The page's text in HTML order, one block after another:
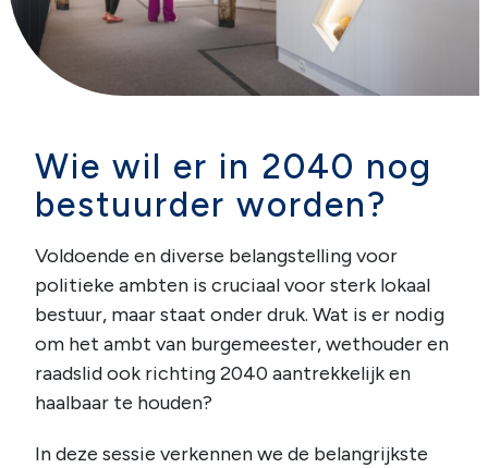
Wie wil er in 2040 nog
bestuurder worden?
Voldoende en diverse belangstelling voor
politieke ambten is cruciaal voor sterk lokaal
bestuur, maar staat onder druk. Wat is er nodig
om het ambt van burgemeester, wethouder en
raadslid ook richting 2040 aantrekkelijk en
haalbaar te houden?
In deze sessie verkennen we de belangrijkste